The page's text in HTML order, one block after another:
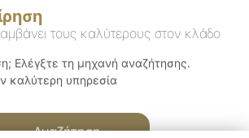
τους καλύτερους στον κλάδο
Ελέγξτε τη μηχανή αναζήτησης.
καλύτερη υπηρεσία
Αναζήτηση